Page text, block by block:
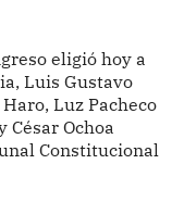
eligió hoy a
Luis Gustavo
Luz Pacheco
César Ochoa
Constitucional